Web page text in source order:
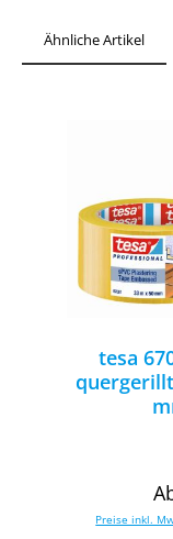
Ähnliche Artikel
tesa
Preise inkl.